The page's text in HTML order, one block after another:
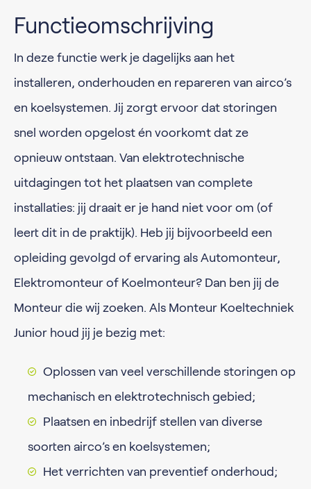
Functieomschrijving
In deze functie werk je dagelijks aan het
installeren, onderhouden en repareren van airco’s
en koelsystemen. Jij zorgt ervoor dat storingen
snel worden opgelost én voorkomt dat ze
opnieuw ontstaan. Van elektrotechnische
uitdagingen tot het plaatsen van complete
installaties: jij draait er je hand niet voor om (of
leert dit in de praktijk). Heb jij bijvoorbeeld een
opleiding gevolgd of ervaring als Automonteur,
Elektromonteur of Koelmonteur? Dan ben jij de
Monteur die wij zoeken. Als Monteur Koeltechniek
Junior houd jij je bezig met:
Oplossen van veel verschillende storingen op
mechanisch en elektrotechnisch gebied;
Plaatsen en inbedrijf stellen van diverse
soorten airco’s en koelsystemen;
Het verrichten van preventief onderhoud;